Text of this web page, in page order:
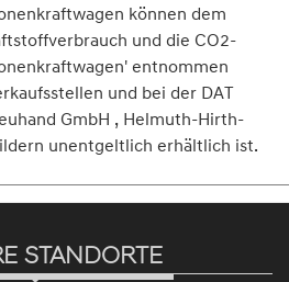
können dem
und die CO2-
entnommen
und bei der DAT
GmbH , Helmuth-Hirth-
unentgeltlich erhältlich ist.
STANDORTE